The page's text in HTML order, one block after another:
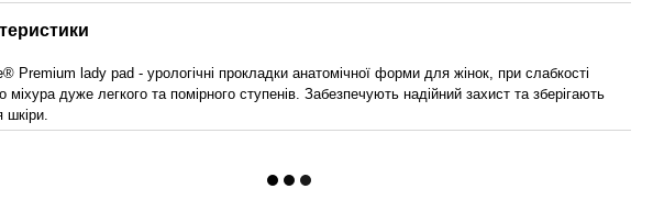
Premium lady pad - урологічні прокладки анатомічної форми для жінок, при слабкості
міхура дуже легкого та помірного ступенів. Забезпечують надійний захист та зберігають
шкіри.